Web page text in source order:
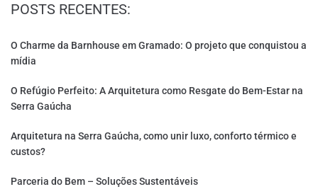
POSTS RECENTES:
O Charme da Barnhouse em Gramado: O projeto que conquistou a
mídia
O Refúgio Perfeito: A Arquitetura como Resgate do Bem-Estar na
Serra Gaúcha
Arquitetura na Serra Gaúcha, como unir luxo, conforto térmico e
custos?
Parceria do Bem – Soluções Sustentáveis